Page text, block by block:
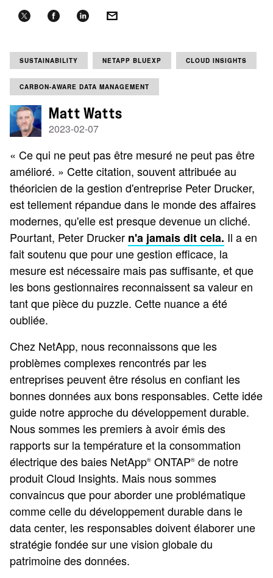
SUSTAINABILITY NETAPP BLUEXP CLOUD INSIGHTS
CARBON-AWARE DATA MANAGEMENT
Matt Watts
2023-02-07
« Ce qui ne peut pas être mesuré ne peut pas être
amélioré. » Cette citation, souvent attribuée au
théoricien de la gestion d'entreprise Peter Drucker,
est tellement répandue dans le monde des affaires
modernes, qu'elle est presque devenue un cliché.
Pourtant, Peter Drucker n'a jamais dit cela. Il a en
fait soutenu que pour une gestion efficace, la
mesure est nécessaire mais pas suffisante, et que
les bons gestionnaires reconnaissent sa valeur en
tant que pièce du puzzle. Cette nuance a été
oubliée.
Chez NetApp, nous reconnaissons que les
problèmes complexes rencontrés par les
entreprises peuvent être résolus en confiant les
bonnes données aux bons responsables. Cette idée
guide notre approche du développement durable.
Nous sommes les premiers à avoir émis des
rapports sur la température et la consommation
électrique des baies NetApp® ONTAP® de notre
produit Cloud Insights. Mais nous sommes
convaincus que pour aborder une problématique
comme celle du développement durable dans le
data center, les responsables doivent élaborer une
stratégie fondée sur une vision globale du
patrimoine des données.